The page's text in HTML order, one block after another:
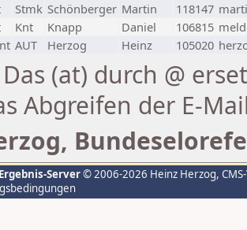
Stmk Schönberger Martin 118147
Knt Knapp Daniel 106815
AUT Herzog Heinz 105020
(at) durch @
Abgreifen der E-
Server© 2006-2026 Heinz Herzog,